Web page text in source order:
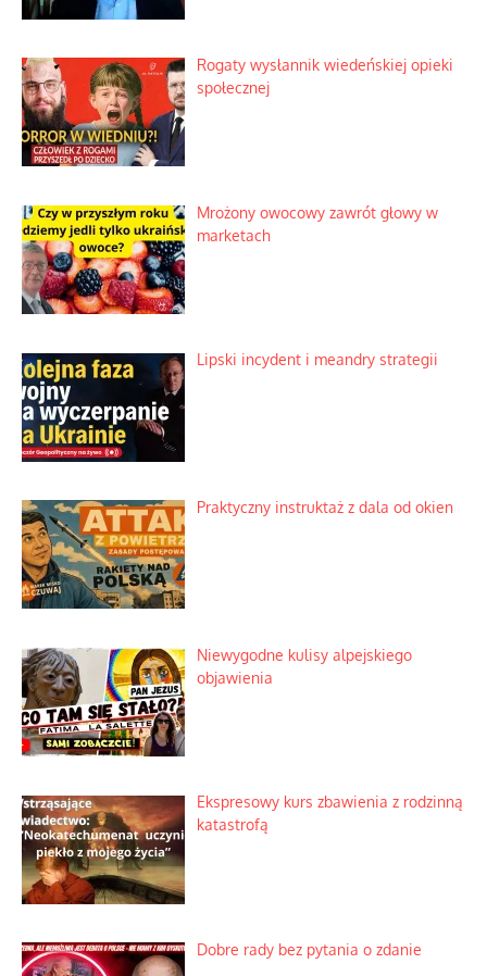
Rogaty wysłannik wiedeńskiej opieki
społecznej
Mrożony owocowy zawrót głowy w
marketach
Lipski incydent i meandry strategii
Praktyczny instruktaż z dala od okien
Niewygodne kulisy alpejskiego
objawienia
Ekspresowy kurs zbawienia z rodzinną
katastrofą
Dobre rady bez pytania o zdanie